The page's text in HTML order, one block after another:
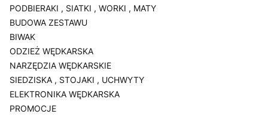
PODBIERAKI , SIATKI , WORKI , MATY
BUDOWA ZESTAWU
BIWAK
ODZIEŻ WĘDKARSKA
NARZĘDZIA WĘDKARSKIE
SIEDZISKA , STOJAKI , UCHWYTY
ELEKTRONIKA WĘDKARSKA
PROMOCJE